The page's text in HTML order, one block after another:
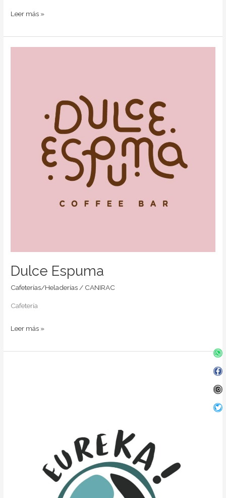
Leer más »
Dulce Espuma
Cafeterías/Heladerías / CANIRAC
Cafetería
Leer más »
f